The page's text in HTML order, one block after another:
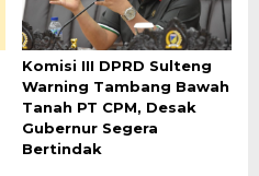
Komisi III DPRD Sulteng
Warning Tambang Bawah
Tanah PT CPM, Desak
Gubernur Segera
Bertindak